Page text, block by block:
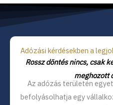
Adózási kérdésekben a
Rossz döntés nincs, csak
meghozott
Az adózás területén
befolyásolhatja egy